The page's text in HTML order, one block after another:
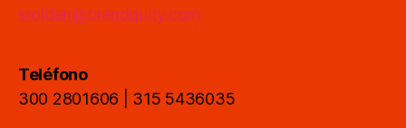
sroldan@brandquity.com
Teléfono
300 2801606 | 315 5436035